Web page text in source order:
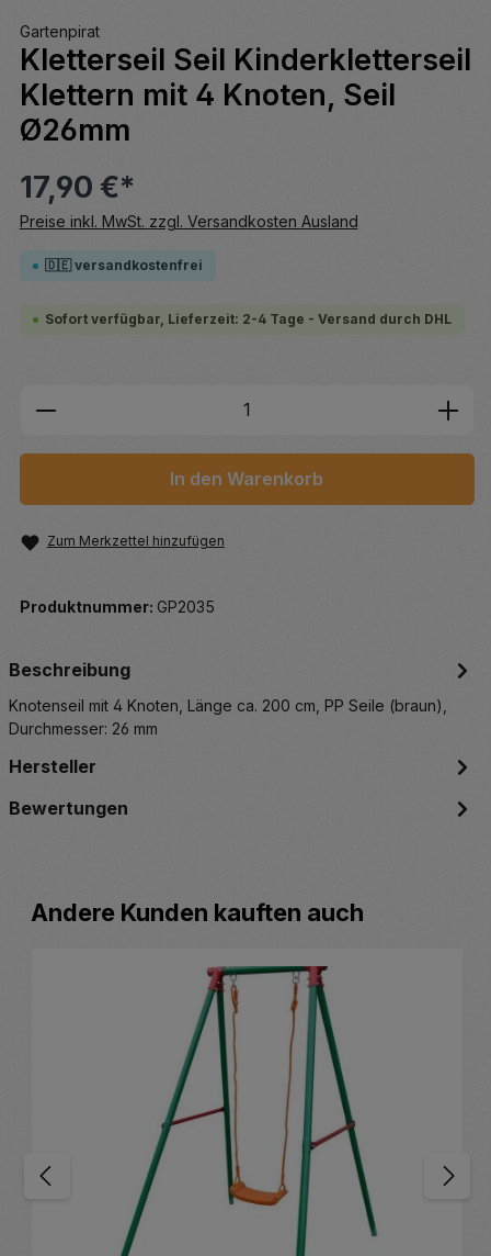
Gartenpirat
Kletterseil Seil Kinderkletterseil
Klettern mit 4 Knoten, Seil
Ø26mm
17,90 €*
Preise inkl. MwSt. zzgl. Versandkosten Ausland
🇩🇪 versandkostenfrei
Sofort verfügbar, Lieferzeit: 2-4 Tage - Versand durch DHL
Produkt Anzahl: Gib den
In den Warenkorb
Zum Merkzettel hinzufügen
Produktnummer: GP2035
Beschreibung
Knotenseil mit 4 Knoten, Länge ca. 200 cm, PP Seile (braun),
Durchmesser: 26 mm
Hersteller
Bewertungen
Produktgalerie überspringen
Andere Kunden kauften auch